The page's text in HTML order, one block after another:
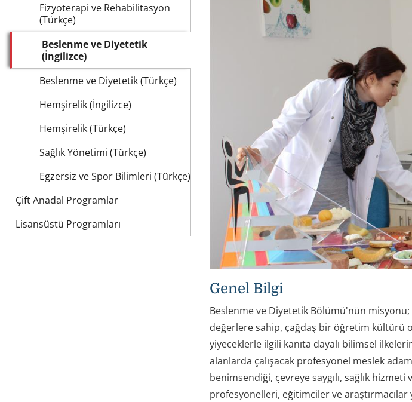
Fizyoterapi ve Rehabilitasyon
(Türkçe)
Beslenme ve Diyetetik
(İngilizce)
Beslenme ve Diyetetik (Türkçe)
Hemşirelik (İngilizce)
Hemşirelik (Türkçe)
Sağlık Yönetimi (Türkçe)
Egzersiz ve Spor Bilimleri (Türkçe)
Çift Anadal Programlar
Lisansüstü Programları
Genel Bilgi
Beslenme ve Diyetetik Bölümü'nün misyonu;
değerlere sahip, çağdaş bir öğretim kültürü
yiyeceklerle ilgili kanıta dayalı bilimsel
alanlarda çalışacak profesyonel meslek
benimsendiği, çevreye saygılı, sağlık
profesyonelleri, eğitimciler ve